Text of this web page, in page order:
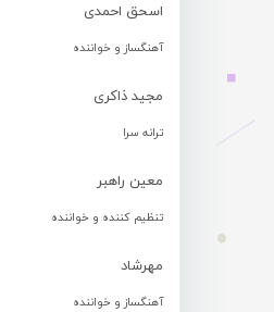
اسحق احمدی
آهنگساز و خواننده
مجید ذاکری
ترانه سرا
معین راهبر
تنظیم کننده و خواننده
مهرشاد
آهنگساز و خواننده